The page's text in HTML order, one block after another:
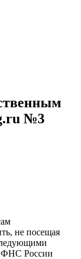
№3
не посещая
ФНС России